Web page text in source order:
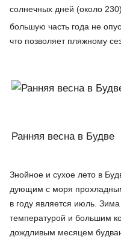
солнечных дней (около
большую часть года не
что позволяет пляжному
Ранняя весна в Будве
Знойное и сухое лето в
дующим с моря
в году является июль.
температурой и большим
дождливым месяцем